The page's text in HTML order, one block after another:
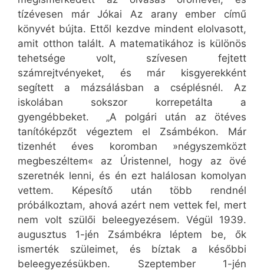
tízévesen már Jókai Az arany ember című
könyvét bújta. Ettől kezdve mindent elolvasott,
amit otthon talált. A matematikához is különös
tehetsége volt, szívesen fejtett
számrejtvényeket, és már kisgyerekként
segített a mázsálásban a cséplésnél. Az
iskolában sokszor korrepetálta a
gyengébbeket. „A polgári után az ötéves
tanítóképzőt végeztem el Zsámbékon. Már
tizenhét éves koromban »négyszemközt
megbeszéltem« az Úristennel, hogy az övé
szeretnék lenni, és én ezt halálosan komolyan
vettem. Képesítő után több rendnél
próbálkoztam, ahová azért nem vettek fel, mert
nem volt szülői beleegyezésem. Végül 1939.
augusztus 1-jén Zsámbékra léptem be, ők
ismerték szüleimet, és bíztak a későbbi
beleegyezésükben. Szeptember 1-jén